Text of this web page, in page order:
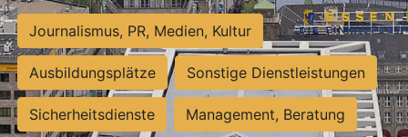
Journalismus, PR, Medien, Kultur
Ausbildungsplätze Sonstige Dienstleistungen
Sicherheitsdienste Management, Beratung